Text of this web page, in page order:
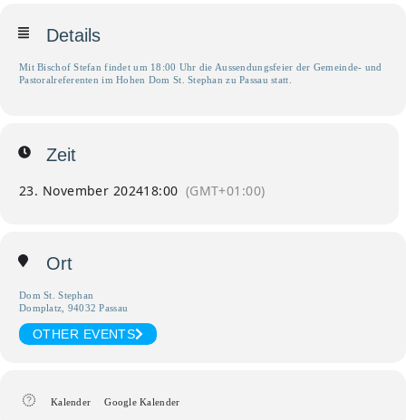
Details
Mit Bischof Stefan findet um 18:00 Uhr die Aussendungsfeier der Gemeinde- und
Pastoralreferenten im Hohen Dom St. Stephan zu Passau statt.
Zeit
23. November 202418:00 (GMT+01:00)
Ort
Dom St. Stephan
Domplatz, 94032 Passau
OTHER EVENTS
Kalender Google Kalender